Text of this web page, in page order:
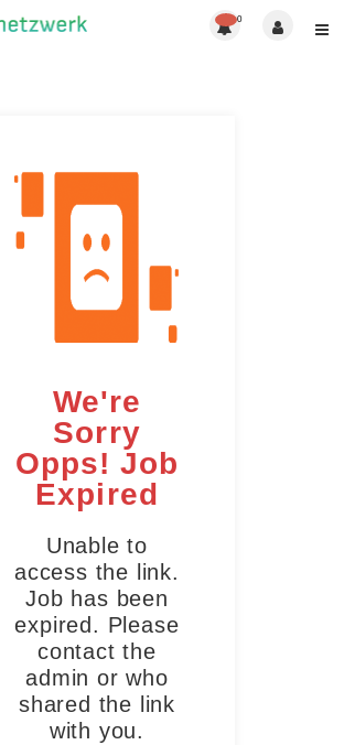
0
We're
Sorry
Opps! Job
Expired
Unable to
access the link.
Job has been
expired. Please
contact the
admin or who
shared the link
with you.